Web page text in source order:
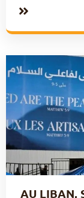
AU LIBAN,